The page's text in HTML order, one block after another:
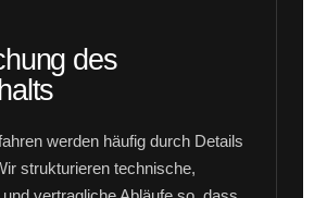
des
werden häufig durch Details
strukturieren technische,